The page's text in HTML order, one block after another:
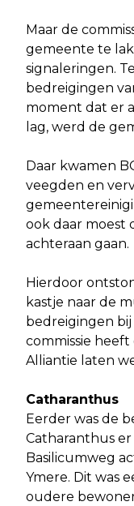
Maar de
gemeente te
signaleringen.
bedreigingen
moment dat er
lag, werd de
Daar kwamen
veegden en
ook daar moest
achteraan gaan.
Hierdoor
kastje naar de
bedreigingen bij
commissie
Alliantie laten
Catharanthus
Eerder was de
Catharanthus
Basilicumweg
Ymere. Dit was
oudere